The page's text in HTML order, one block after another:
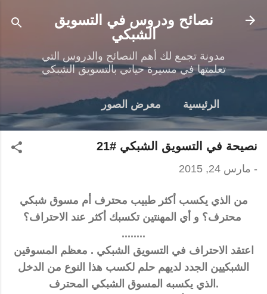
التخطي إلى المحتوى الرئيسي
نصائح ودروس في التسويق
الشبكي
مدونة تجمع لك أهم النصائح والدروس التي
تعلمتها في مسيرة حياتي بالتسويق الشبكي
الرئيسية معرض الصور
نصيحة في التسويق الشبكي #21
- مارس 24, 2015
من الذي يكسب أكثر طبيب محترف أم مسوق شبكي
........
اعتقد الاحتراف في التسويق الشبكي . معظم المسوقين
الشبكيين الجدد لديهم حلم لكسب هذا النوع من الدخل
الذي يكسبه المسوق الشبكي المحترف.